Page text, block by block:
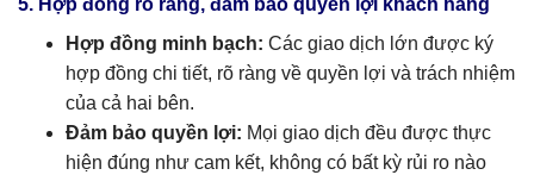
5. Hợp đồng rõ ràng, đảm bảo quyền lợi khách hàng
Hợp đồng minh bạch: Các giao dịch lớn được ký
hợp đồng chi tiết, rõ ràng về quyền lợi và trách nhiệm
của cả hai bên.
Đảm bảo quyền lợi: Mọi giao dịch đều được thực
hiện đúng như cam kết, không có bất kỳ rủi ro nào